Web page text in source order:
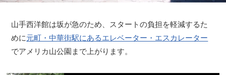
山手西洋館は坂が急のため、スタートの負担を軽減するた
めに元町・中華街駅にあるエレベーター・エスカレーター
でアメリカ山公園まで上がります。